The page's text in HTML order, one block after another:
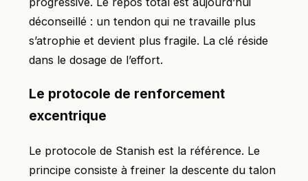
déconseillé : un tendon qui ne travaille plus
s’atrophie et devient plus fragile. La clé réside
dans le dosage de l’effort.
Le protocole de renforcement
excentrique
Le protocole de Stanish est la référence. Le
principe consiste à freiner la descente du talon